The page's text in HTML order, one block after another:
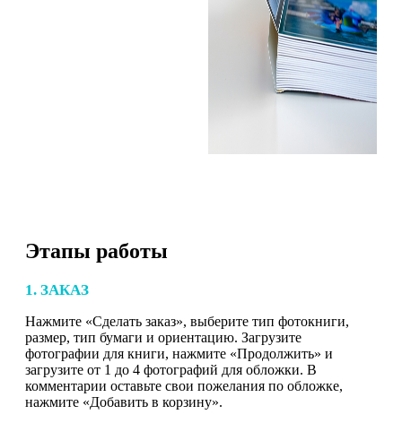
Этапы работы
1. ЗАКАЗ
Нажмите «Сделать заказ», выберите тип фотокниги,
размер, тип бумаги и ориентацию. Загрузите
фотографии для книги, нажмите «Продолжить» и
загрузите от 1 до 4 фотографий для обложки. В
комментарии оставьте свои пожелания по обложке,
нажмите «Добавить в корзину».